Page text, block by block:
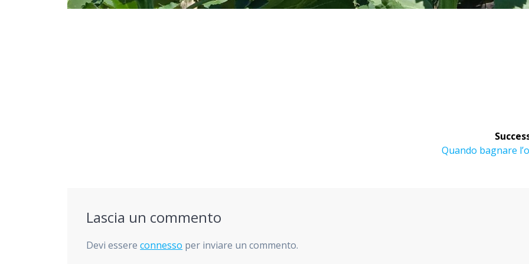
Articolo
Quando bagnare
Lascia un commento
Devi essereconnesso per inviare un commento.